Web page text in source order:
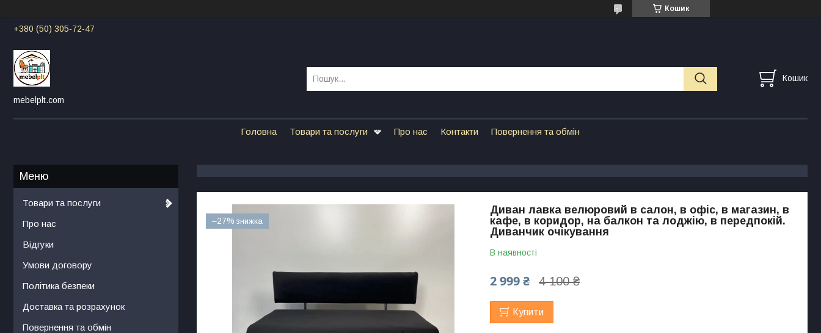
Кошик
+380 (50) 305-72-47
mebelplt.com
Кошик
Головна Товари та послуги Про нас Контакти Повернення та обмін
–27%
Диван лавка велюровий в салон, в офіс, в магазин, в
кафе, в коридор, на балкон та лоджію, в передпокій.
Диванчик очікування
В наявності
4 100 ₴
2 999 ₴
Купити
Товари та послуги
Про нас
Відгуки
Умови договору
Політика безпеки
Доставка та розрахунок
Повернення та обмін